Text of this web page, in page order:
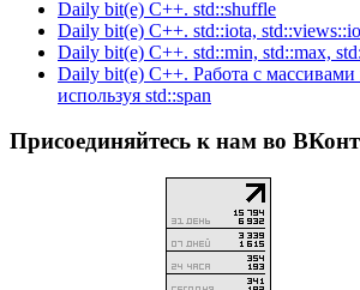
Daily bit(e) C++. std::shuffle
Daily bit(e) C++. std::iota,
Daily bit(e) C++. std::min, std::max,
Daily bit(e) C++. Работа с массивами
используя std::span
Присоединяйтесь к нам во